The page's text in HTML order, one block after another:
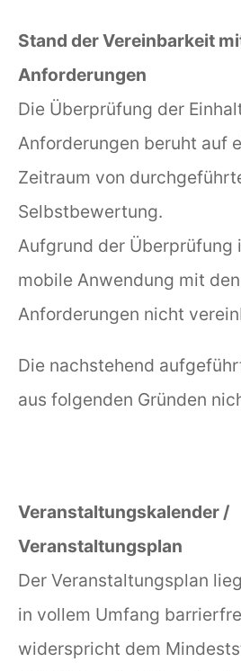
Stand der Vereinbarkeit
Anforderungen
Die Überprüfung der
Anforderungen beruht auf
Zeitraum von
Selbstbewertung.
Aufgrund der Überprüfung
mobile Anwendung mit
Anforderungen nicht
Die nachstehend
aus folgenden Gründen
Veranstaltungskalender /
Veranstaltungsplan
Der Veranstaltungsplan
in vollem Umfang
widerspricht dem